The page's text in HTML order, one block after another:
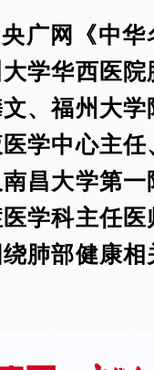
广网《中华
学华西医
、福州大
学中心主
昌大学第
学科主任
肺部健康相